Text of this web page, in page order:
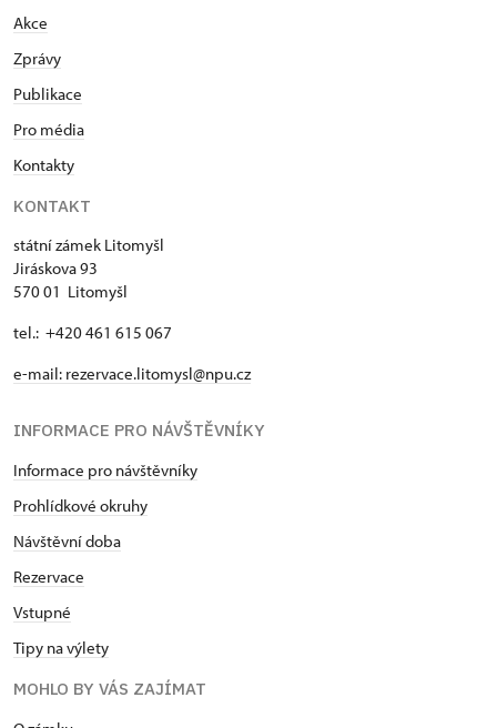
Akce
Zprávy
Publikace
Pro média
Kontakty
KONTAKT
státní zámek Litomyšl
Jiráskova 93
570 01 Litomyšl
tel.: +420 461 615 067
e-mail: rezervace.litomysl@npu.cz
INFORMACE PRO NÁVŠTĚVNÍKY
Informace pro návštěvníky
Prohlídkové okruhy
Návštěvní doba
Rezervace
Vstupné
Tipy na výlety
MOHLO BY VÁS ZAJÍMAT